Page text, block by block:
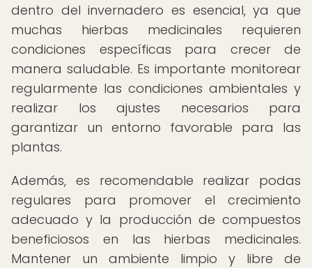
dentro del invernadero es esencial, ya que
muchas hierbas medicinales requieren
condiciones específicas para crecer de
manera saludable. Es importante monitorear
regularmente las condiciones ambientales y
realizar los ajustes necesarios para
garantizar un entorno favorable para las
plantas.
Además, es recomendable realizar podas
regulares para promover el crecimiento
adecuado y la producción de compuestos
beneficiosos en las hierbas medicinales.
Mantener un ambiente limpio y libre de